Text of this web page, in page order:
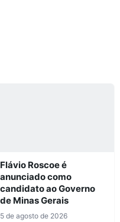
Flávio Roscoe é
anunciado como
candidato ao Governo
de Minas Gerais
5 de agosto de 2026